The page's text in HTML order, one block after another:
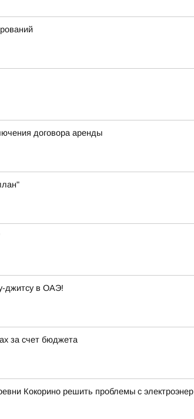
договора аренды
джитсу в ОАЭ!
за счет бюджета
Кокорино решить проблемы с